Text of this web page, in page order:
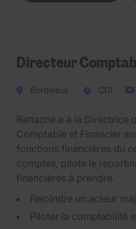
Directeur
Bordeaux CDI
Rattaché.e à la Directrice
Comptable et Financier
fonctions financières du
comptes, pilote le
financières à prendre.
Rejoindre un acteur
Piloter la comptabilité